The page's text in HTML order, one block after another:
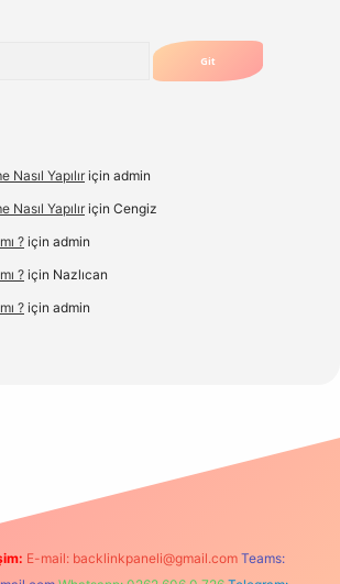
Nasıl Yapılır için admin
Nasıl Yapılır için Cengiz
? için admin
? için Nazlıcan
? için admin
E-mail: backlinkpaneli@gmail.com Teams: